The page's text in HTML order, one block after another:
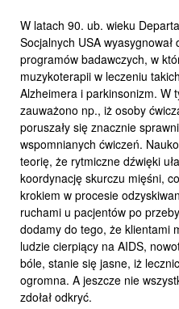
W latach 90. ub. wieku
Socjalnych USA
programów badawczych, w
muzykoterapii w leczeniu
Alzheimera i parkinsonizm. W
zauważono np., iż osoby
poruszały się znacznie
wspomnianych ćwiczeń.
teorię, że rytmiczne dźwięki
koordynację skurczu mięśni,
krokiem w procesie
ruchami u pacjentów po
dodamy do tego, że klientami
ludzie cierpiący na AIDS,
bóle, stanie się jasne, iż
ogromna. A jeszcze nie
zdołał odkryć.